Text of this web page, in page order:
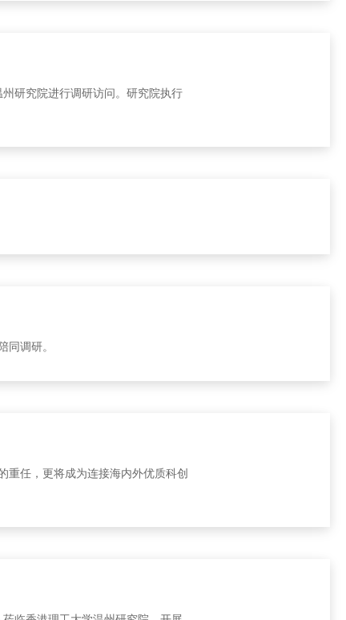
研究院进行调研访问。研究院执行
同调研。
重任，更将成为连接海内外优质科创